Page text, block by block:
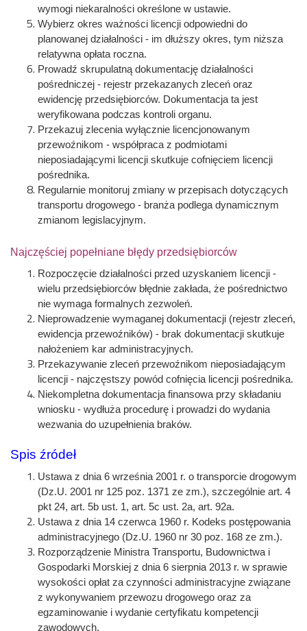
wymogi niekaralności określone w ustawie.
Wybierz okres ważności licencji odpowiedni do
planowanej działalności - im dłuższy okres, tym niższa
relatywna opłata roczna.
Prowadź skrupulatną dokumentację działalności
pośredniczej - rejestr przekazanych zleceń oraz
ewidencję przedsiębiorców. Dokumentacja ta jest
weryfikowana podczas kontroli organu.
Przekazuj zlecenia wyłącznie licencjonowanym
przewoźnikom - współpraca z podmiotami
nieposiadającymi licencji skutkuje cofnięciem licencji
pośrednika.
Regularnie monitoruj zmiany w przepisach dotyczących
transportu drogowego - branża podlega dynamicznym
zmianom legislacyjnym.
Najczęściej popełniane błędy przedsiębiorców
Rozpoczęcie działalności przed uzyskaniem licencji -
wielu przedsiębiorców błędnie zakłada, że pośrednictwo
nie wymaga formalnych zezwoleń.
Nieprowadzenie wymaganej dokumentacji (rejestr zleceń,
ewidencja przewoźników) - brak dokumentacji skutkuje
nałożeniem kar administracyjnych.
Przekazywanie zleceń przewoźnikom nieposiadającym
licencji - najczęstszy powód cofnięcia licencji pośrednika.
Niekompletna dokumentacja finansowa przy składaniu
wniosku - wydłuża procedurę i prowadzi do wydania
wezwania do uzupełnienia braków.
Spis źródeł
Ustawa z dnia 6 września 2001 r. o transporcie drogowym
(Dz.U. 2001 nr 125 poz. 1371 ze zm.), szczególnie art. 4
pkt 24, art. 5b ust. 1, art. 5c ust. 2a, art. 92a.
Ustawa z dnia 14 czerwca 1960 r. Kodeks postępowania
administracyjnego (Dz.U. 1960 nr 30 poz. 168 ze zm.).
Rozporządzenie Ministra Transportu, Budownictwa i
Gospodarki Morskiej z dnia 6 sierpnia 2013 r. w sprawie
wysokości opłat za czynności administracyjne związane
z wykonywaniem przewozu drogowego oraz za
egzaminowanie i wydanie certyfikatu kompetencji
zawodowych.